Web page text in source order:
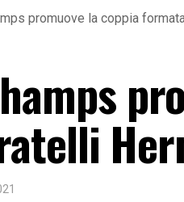
promuove la coppia